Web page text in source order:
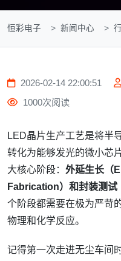
恒彩电子 新闻中心
2026-02-14 22:00:51
1000次阅读
LED晶片生产工艺是将半
转化为能够发光的微小芯
大核心阶段： 外延生长（
Fabrication）和封装测试
个阶段都需要在极为严苛
物理和化学反应。
记得第一次走进无尘车间